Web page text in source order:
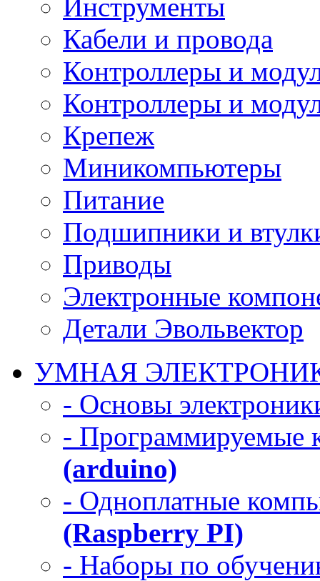
Инструменты
Кабели и провода
Контроллеры и
Контроллеры и
Крепеж
Миникомпьютеры
Питание
Подшипники и
Приводы
Электронные
Детали Эвольвектор
УМНАЯ
- Основы
- Программируемые
(arduino)
- Одноплатные
(Raspberry PI)
- Наборы по